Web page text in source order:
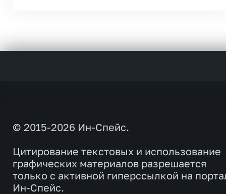
© 2015-2026 Ин-Спейс.
Цитирование текстовых и использование
графических материалов разрешается
только с активной гиперссылкой на
Ин-Спейс.